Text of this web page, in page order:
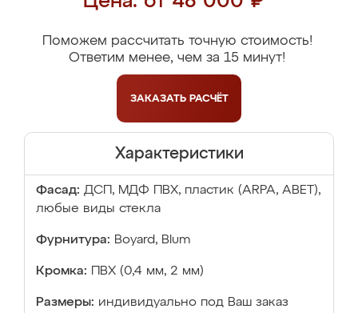
Поможем рассчитать точную стоимость!
Ответим менее, чем за 15 минут!
ЗАКАЗАТЬ РАСЧЁТ
Характеристики
Фасад: ДСП, МДФ ПВХ, пластик (ARPA, ABET),
любые виды стекла
Фурнитура: Boyard, Blum
Кромка: ПВХ (0,4 мм, 2 мм)
Размеры: индивидуально под Ваш заказ